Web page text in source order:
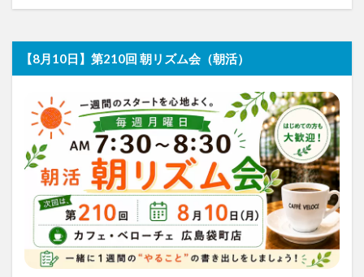
【8月10日】第210回 朝リズム会（朝活）